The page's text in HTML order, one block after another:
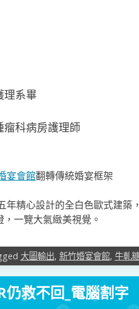
理系畢
瘤科病房護理師
宴會館翻轉傳統婚宴框架
年精心設計的全白色歐式建築
一覽大氣緻美視覺。
大圖輸出, 新竹婚宴會館, 牛軋
仍救不回_電腦割字